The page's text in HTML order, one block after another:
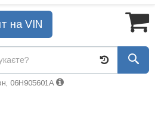
на VIN
06H905601A